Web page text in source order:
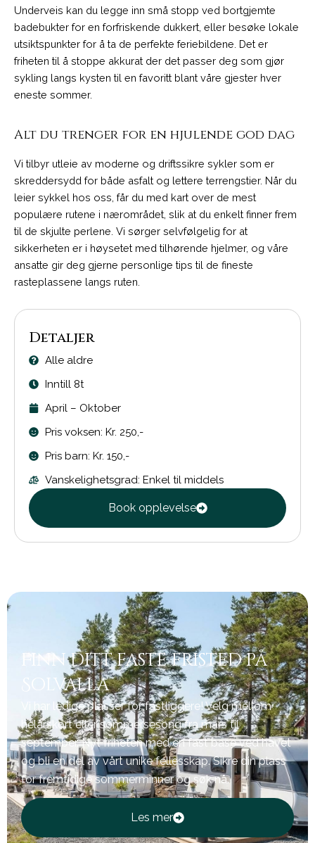
Underveis kan du legge inn små stopp ved bortgjemte
badebukter for en forfriskende dukkert, eller besøke lokale
utsiktspunkter for å ta de perfekte feriebildene. Det er
friheten til å stoppe akkurat der det passer deg som gjør
sykling langs kysten til en favoritt blant våre gjester hver
eneste sommer.
Alt du trenger for en hjulende god dag
Vi tilbyr utleie av moderne og driftssikre sykler som er
skreddersydd for både asfalt og lettere terrengstier. Når du
leier sykkel hos oss, får du med kart over de mest
populære rutene i nærområdet, slik at du enkelt finner frem
til de skjulte perlene. Vi sørger selvfølgelig for at
sikkerheten er i høysetet med tilhørende hjelmer, og våre
ansatte gir deg gjerne personlige tips til de fineste
rasteplassene langs ruten.
Detaljer
Alle aldre
Inntill 8t
April – Oktober
Pris voksen: Kr. 250,-
Pris barn: Kr. 150,-
Vanskelighetsgrad: Enkel til middels
Book opplevelse
Finn ditt faste fristed på
Solvalla
Vi har ledige plasser for fastliggere! Velg mellom
helårskort eller sommersesong fra mars til
september. Nyt friheten med en fast base ved havet
og bli en del av vårt unike fellesskap. Sikre din plass
for fremtidige sommerminner og søk nå.
Les mer